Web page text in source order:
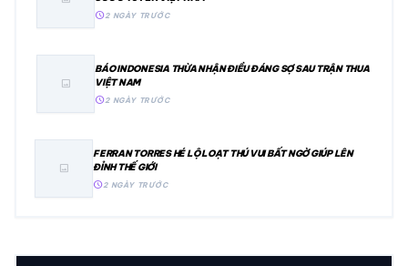
schedule2 NGÀY TRƯỚC
image
BÁO INDONESIA THỪA NHẬN ĐIỀU ĐÁNG SỢ SAU TRẬN THUA
VIỆT NAM
schedule2 NGÀY TRƯỚC
image
FERRAN TORRES HÉ LỘ LOẠT THÚ VUI BẤT NGỜ GIÚP LÊN
ĐỈNH THẾ GIỚI
schedule2 NGÀY TRƯỚC